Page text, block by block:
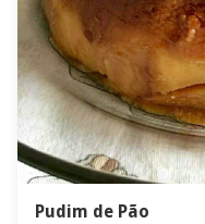
Pudim de Pão